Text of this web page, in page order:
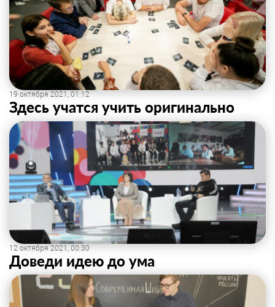
19 октября 2021, 01:12
Здесь учатся учить оригинально
12 октября 2021, 00:30
Доведи идею до ума